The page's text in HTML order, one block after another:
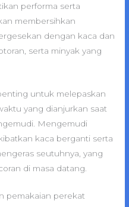
performa serta
membersihkan
dengan kaca dan
serta minyak yang
untuk melepaskan
yang dianjurkan saat
Mengemudi
kaca berganti serta
seutuhnya, yang
di masa datang.
pemakaian perekat